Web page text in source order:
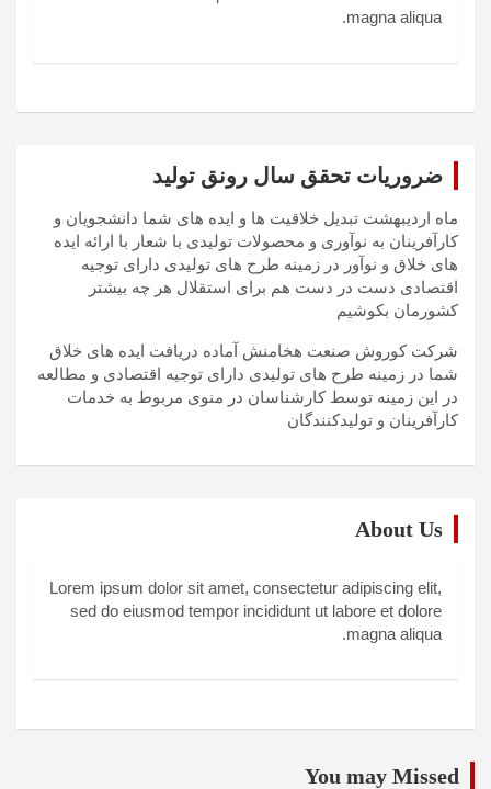
magna aliqua.
ضروریات تحقق سال رونق تولید
ماه اردیبهشت تبدیل خلاقیت ها و ایده های شما دانشجویان و
کارآفرینان به نوآوری و محصولات تولیدی با شعار با ارائه ایده
های خلاق و نوآور در زمینه طرح های تولیدی دارای توجیه
اقتصادی دست در دست هم برای استقلال هر چه بیشتر
کشورمان بکوشیم
شرکت کوروش صنعت هخامنش آماده دریافت ایده های خلاق
شما در زمینه طرح های تولیدی دارای توجیه اقتصادی و مطالعه
در این زمینه توسط کارشناسان در منوی مربوط به خدمات
کارآفرینان و تولیدکنندگان
About Us
Lorem ipsum dolor sit amet, consectetur adipiscing elit,
sed do eiusmod tempor incididunt ut labore et dolore
magna aliqua.
You may Missed